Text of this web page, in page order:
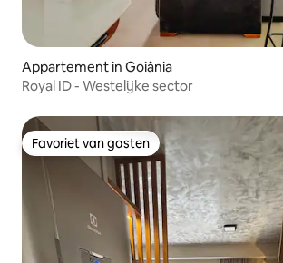
Appartement in Goiânia
Royal ID - Westelijke sector
Favoriet van gasten
Favoriet van gasten